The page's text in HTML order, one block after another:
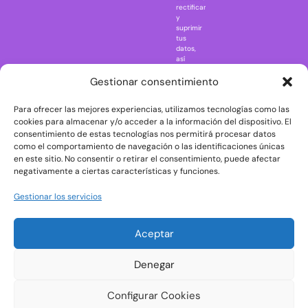
Gestionar consentimiento
Para ofrecer las mejores experiencias, utilizamos tecnologías como las
cookies para almacenar y/o acceder a la información del dispositivo. El
consentimiento de estas tecnologías nos permitirá procesar datos
como el comportamiento de navegación o las identificaciones únicas
en este sitio. No consentir o retirar el consentimiento, puede afectar
negativamente a ciertas características y funciones.
Gestionar los servicios
Aceptar
Denegar
Configurar Cookies
Rick and
The Big Bang
Theory
The Blues
Brothers
The
The Shining
rectificar
y
suprimir
tus
datos,
así
ejercer
consultando
la
información
adicional
y
detallada
sobre